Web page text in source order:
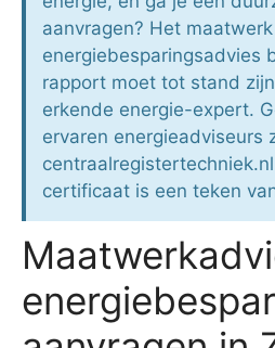
aanvragen? Het maatwerk
energiebesparingsadvies
rapport moet tot stand
erkende energie-expert.
ervaren energieadviseurs
certificaat is een teken